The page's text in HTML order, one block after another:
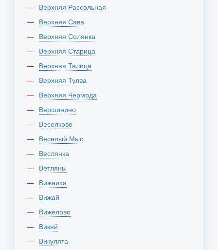
Верхняя Рассольная
Верхняя Сава
Верхняя Солянка
Верхняя Старица
Верхняя Талица
Верхняя Тулва
Верхняя Чермода
Вершинино
Веселково
Веселый Мыс
Веслянка
Ветляны
Вижаиха
Вижай
Вижелово
Визяй
Викулята